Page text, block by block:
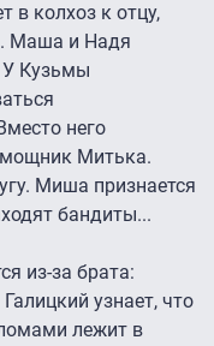
в колхоз к отцу,
Маша и Надя
У Кузьмы
него
Митька.
Миша признается
бандиты...
из-за брата:
узнает, что
лежит в